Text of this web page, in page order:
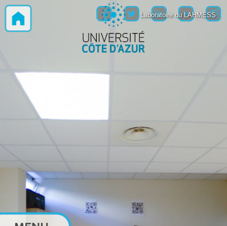
Laboratoire du LAHMESS